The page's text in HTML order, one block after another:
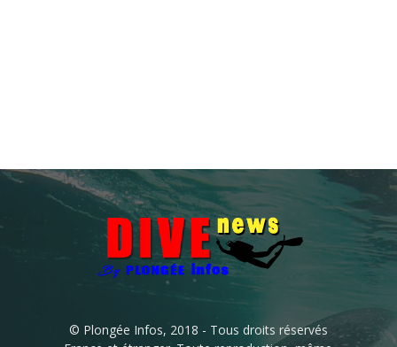
© Plongée Infos, 2018 - Tous droits réservés